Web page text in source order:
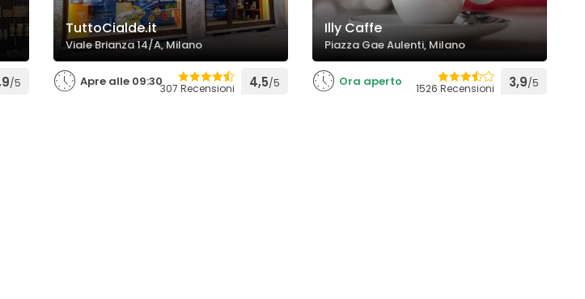
/5
TuttoCialde.it
Viale Brianza 14/A, Milano
Apre alle 09:30307 Recensioni 4,5/5
Illy Caffe
Piazza Gae Aulenti, Milano
Ora aperto 1526 Recensioni 3,9/5